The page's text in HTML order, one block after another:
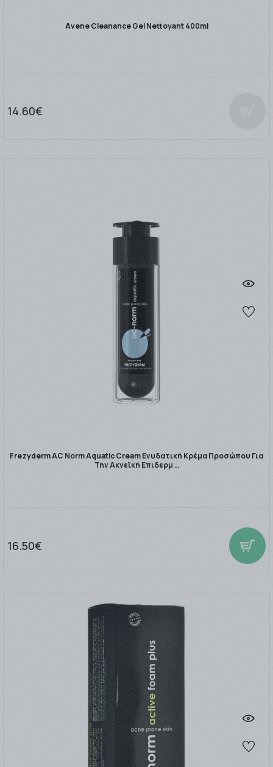
Avene Cleanance Gel Nettoyant 400ml
14.60€
Frezyderm AC Norm Aquatic Cream Ενυδατική Κρέμα Προσώπου Για
Την Ακνεϊκή Επιδερμ …
16.50€